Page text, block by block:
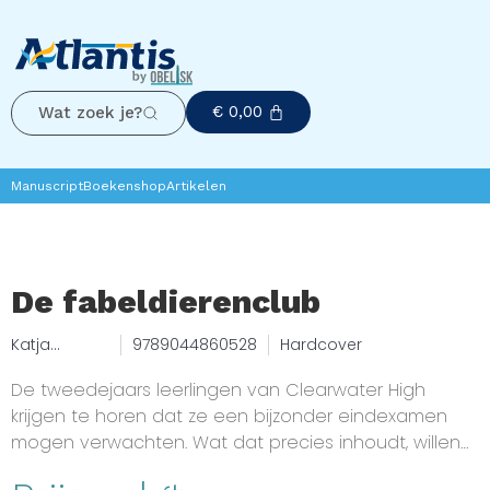
Wat zoek je? € 0,00
ManuscriptBoekenshopArtikelen
De fabeldierenclub
Katja
9789044860528 Hardcover
De tweedejaars leerlingen van Clearwater High
krijgen te horen dat ze een bijzonder eindexamen
mogen verwachten. Wat dat precies inhoudt, willen